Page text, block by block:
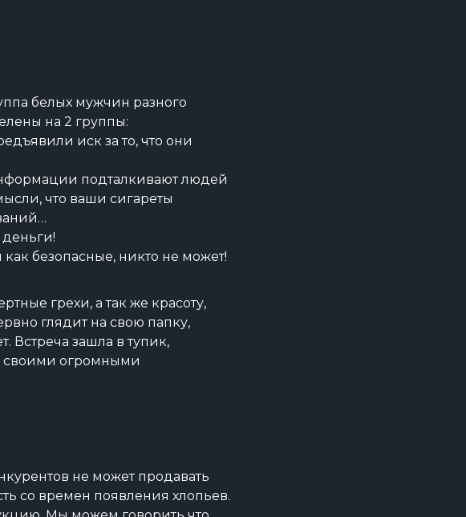
белых мужчин разного
на 2 группы:
иск за то, что они
подталкивают людей
что ваши сигареты
безопасные, никто не может!
грехи, а так же красоту,
глядит на свою папку,
Встреча зашла в тупик,
своими огромными
не может продавать
со времен появления хлопьев.